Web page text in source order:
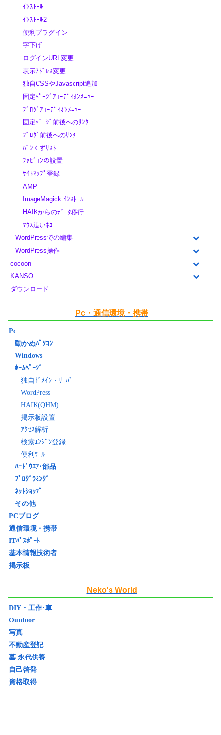
ｲﾝｽﾄｰﾙ
ｲﾝｽﾄｰﾙ2
便利プラグイン
字下げ
ログインURL変更
表示ｱﾄﾞﾚｽ変更
独自CSSやJavascript追加
固定ﾍﾟｰｼﾞｱｺｰﾃﾞｨｵﾝﾒﾆｭｰ
ﾌﾞﾛｸﾞｱｺｰﾃﾞｨｵﾝﾒﾆｭｰ
固定ﾍﾟｰｼﾞ前後へのﾘﾝｸ
ﾌﾞﾛｸﾞ前後へのﾘﾝｸ
ﾊﾟﾝくずﾘｽﾄ
ﾌｧﾋﾞｺﾝの設置
ｻｲﾄﾏｯﾌﾟ登録
AMP
ImageMagick ｲﾝｽﾄｰﾙ
HAIKからのﾃﾞｰﾀ移行
ﾏｳｽ追いﾈｺ
WordPressでの編集
WordPress操作
cocoon
KANSO
ダウンロード
Pc・通信環境・携帯
Pc
動かぬﾊﾟｿｺﾝ
Windows
ﾎｰﾑﾍﾟｰｼﾞ
独自ﾄﾞﾒｲﾝ・ｻｰﾊﾞｰ
WordPress
HAIK(QHM)
掲示板設置
ｱｸｾｽ解析
検索ｴﾝｼﾞﾝ登録
便利ﾂｰﾙ
ﾊｰﾄﾞｳｴｱ･部品
ﾌﾟﾛｸﾞﾗﾐﾝｸﾞ
ﾈｯﾄｼｮｯﾌﾟ
その他
PCブログ
通信環境・携帯
ITﾊﾟｽﾎﾟｰﾄ
基本情報技術者
掲示板
Neko's World
DIY・工作･車
Outdoor
写真
不動産登記
墓 永代供養
自己啓発
資格取得